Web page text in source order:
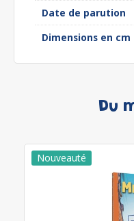
Date de parution
Dimensions en cm
Du